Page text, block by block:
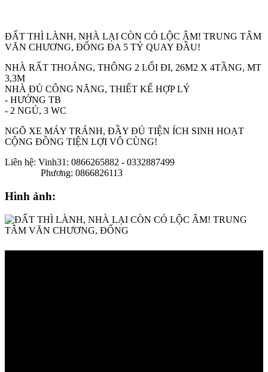
ĐẤT THÌ LÀNH, NHÀ LẠI CÒN CÓ LỘC ÂM! TRUNG TÂM
VĂN CHƯƠNG, ĐỐNG ĐA 5 TỶ QUAY ĐẦU!
NHÀ RẤT THOÁNG, THÔNG 2 LỐI ĐI, 26M2 X 4TẦNG, MT
3,3M
NHÀ ĐỦ CÔNG NĂNG, THIẾT KẾ HỢP LÝ
- HƯỚNG TB
- 2 NGỦ, 3 WC
NGÕ XE MÁY TRÁNH, ĐẦY ĐỦ TIỆN ÍCH SINH HOẠT
CỘNG ĐỒNG TIỆN LỢI VÔ CÙNG!
Liên hệ: Vinh31: 0866265882 - 0332887499
Phương: 0866826113
Hình ảnh: